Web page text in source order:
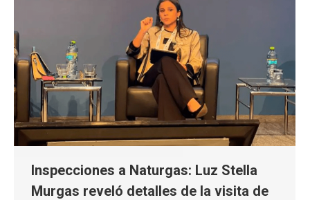
Inspecciones a Naturgas: Luz Stella
Murgas reveló detalles de la visita de